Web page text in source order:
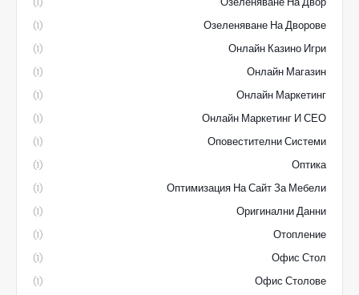
Озеленяване На Дворове
(1)
Онлайн Казино Игри
(1)
Онлайн Магазин
(1)
Онлайн Маркетинг
(1)
Онлайн Маркетинг И СЕО
(1)
Оповестителни Системи
(1)
Оптика
(1)
Оптимизация На Сайт За Мебели
(1)
Оригинални Данни
(1)
Отопление
(1)
Офис Стол
(1)
Офис Столове
(1)